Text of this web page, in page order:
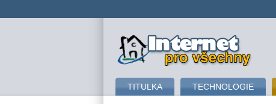
připojení k internetu
TITULKA TECHNOLOGIE